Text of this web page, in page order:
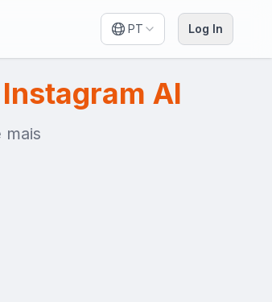
PT Log In
AI
mais